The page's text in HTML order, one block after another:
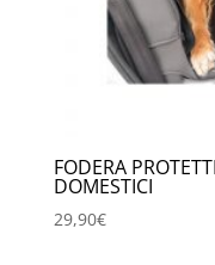
FODERA
DOMESTICI
29,90€